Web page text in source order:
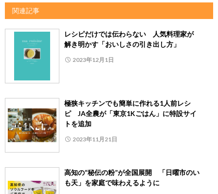
関連記事
レシピだけでは伝わらない 人気料理家が
解き明かす「おいしさの引き出し方」
2023年12月1日
極狭キッチンでも簡単に作れる1人前レシ
ピ JA全農が「東京1Kごはん」に特設サイ
トを追加
2023年11月21日
高知の“秘伝の粉”が全国展開 「日曜市のい
も天」を家庭で味わえるように